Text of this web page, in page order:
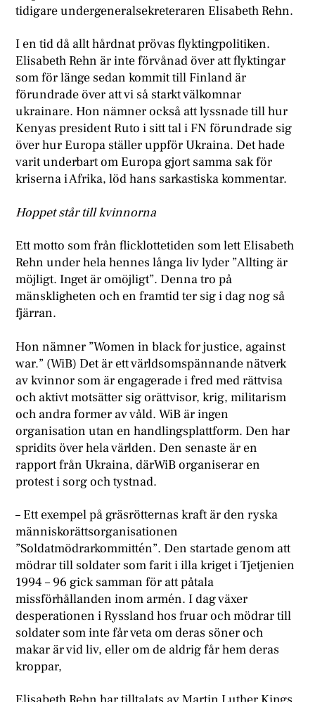
tidigare undergeneralsekreteraren Elisabeth Rehn.
I en tid då allt hårdnat prövas flyktingpolitiken.
Elisabeth Rehn är inte förvånad över att flyktingar
som för länge sedan kommit till Finland är
förundrade över att vi så starkt välkomnar
ukrainare. Hon nämner också att lyssnade till hur
Kenyas president Ruto i sitt tal i FN förundrade sig
över hur Europa ställer uppför Ukraina. Det hade
varit underbart om Europa gjort samma sak för
kriserna i Afrika, löd hans sarkastiska kommentar.
Hoppet står till kvinnorna
Ett motto som från flicklottetiden som lett Elisabeth
Rehn under hela hennes långa liv lyder ”Allting är
möjligt. Inget är omöjligt”. Denna tro på
mänskligheten och en framtid ter sig i dag nog så
fjärran.
Hon nämner ”Women in black for justice, against
war.” (WiB) Det är ett världsomspännande nätverk
av kvinnor som är engagerade i fred med rättvisa
och aktivt motsätter sig orättvisor, krig, militarism
och andra former av våld. WiB är ingen
organisation utan en handlingsplattform. Den har
spridits över hela världen. Den senaste är en
rapport från Ukraina, därWiB organiserar en
protest i sorg och tystnad.
– Ett exempel på gräsrötternas kraft är den ryska
människorättsorganisationen
”Soldatmödrarkommittén”. Den startade genom att
mödrar till soldater som farit i illa kriget i Tjetjenien
1994 – 96 gick samman för att påtala
missförhållanden inom armén. I dag växer
desperationen i Ryssland hos fruar och mödrar till
soldater som inte får veta om deras söner och
makar är vid liv, eller om de aldrig får hem deras
kroppar,